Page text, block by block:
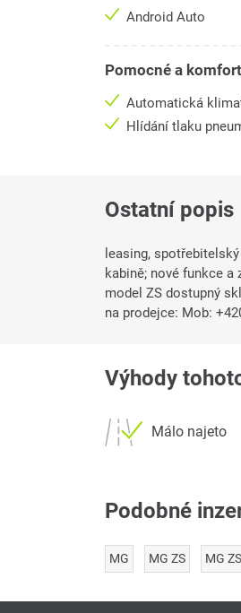
Android Auto
Pomocné a
Automatická
Hlídání tlaku
Ostatní popis
leasing,
kabině; nové funkce
model ZS dostupný
na prodejce: Mob:
Výhody
Málo najeto
Podobné
MG MG ZS MG